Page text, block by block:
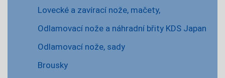
Lovecké a zavírací nože, mačety,
Odlamovací nože a náhradní břity KDS Japan
Odlamovací nože, sady
Brousky